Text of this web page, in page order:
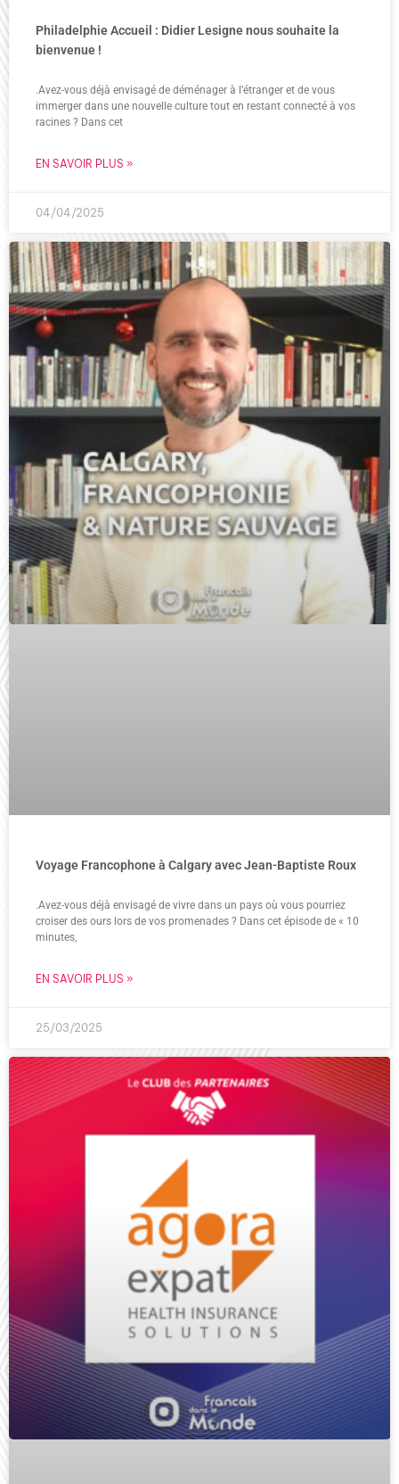
Philadelphie Accueil : Didier Lesigne nous souhaite la
bienvenue !
.Avez-vous déjà envisagé de déménager à l’étranger et de vous
immerger dans une nouvelle culture tout en restant connecté à vos
racines ? Dans cet
EN SAVOIR PLUS »
04/04/2025
Voyage Francophone à Calgary avec Jean-Baptiste Roux
.Avez-vous déjà envisagé de vivre dans un pays où vous pourriez
croiser des ours lors de vos promenades ? Dans cet épisode de « 10
minutes,
EN SAVOIR PLUS »
25/03/2025